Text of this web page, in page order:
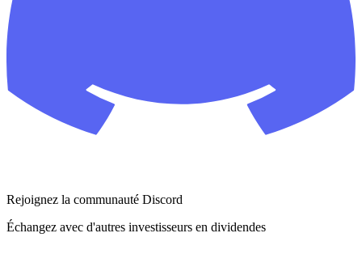
Rejoignez la communauté Discord
Échangez avec d'autres investisseurs en dividendes